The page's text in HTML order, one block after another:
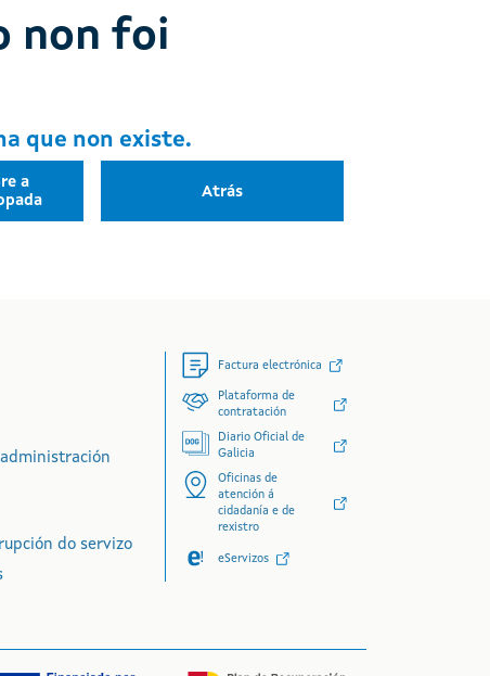
non foi
que non existe.
a
Atrás
do servizo
Factura electrónica
Plataforma de
contratación
Diario Oficial de
Galicia
Oficinas de
atención á
cidadanía e de
rexistro
eServizos